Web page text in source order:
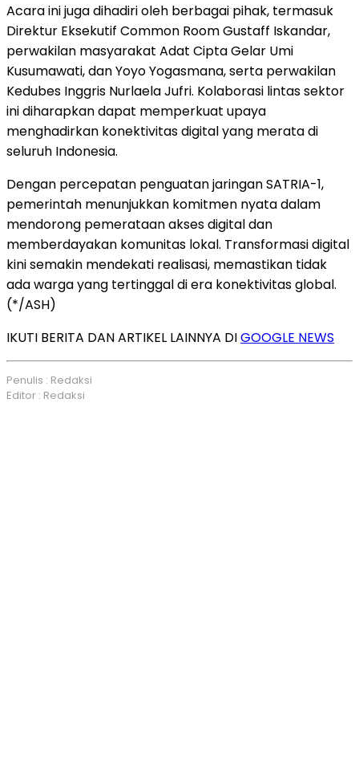
Acara ini juga dihadiri oleh berbagai pihak, termasuk
Direktur Eksekutif Common Room Gustaff Iskandar,
perwakilan masyarakat Adat Cipta Gelar Umi
Kusumawati, dan Yoyo Yogasmana, serta perwakilan
Kedubes Inggris Nurlaela Jufri. Kolaborasi lintas sektor
ini diharapkan dapat memperkuat upaya
menghadirkan konektivitas digital yang merata di
seluruh Indonesia.
Dengan percepatan penguatan jaringan SATRIA-1,
pemerintah menunjukkan komitmen nyata dalam
mendorong pemerataan akses digital dan
memberdayakan komunitas lokal. Transformasi digital
kini semakin mendekati realisasi, memastikan tidak
ada warga yang tertinggal di era konektivitas global.
(*/ASH)
IKUTI BERITA DAN ARTIKEL LAINNYA DIGOOGLE NEWS
Penulis : Redaksi
Editor : Redaksi